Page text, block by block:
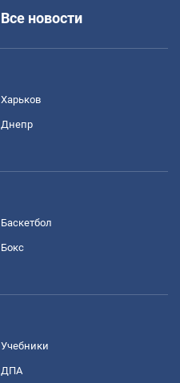
Все новости
Харьков
Днепр
Баскетбол
Бокс
Учебники
ДПА